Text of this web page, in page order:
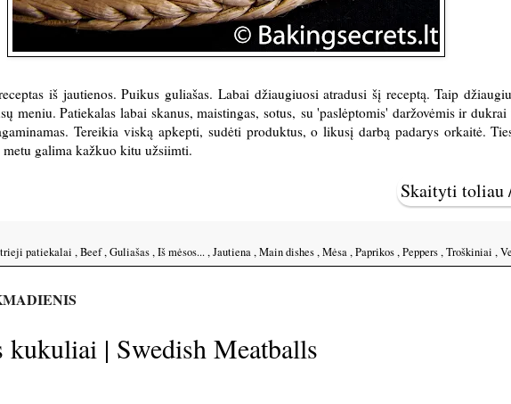
iš jautienos. Puikus guliašas. Labai džiaugiuosi atradusi šį receptą. Taip
meniu. Patiekalas labai skanus, maistingas, sotus, su 'paslėptomis' daržovėmis ir
Tereikia viską apkepti, sudėti produktus, o likusį darbą padarys orkaitė.
galima kažkuo kitu užsiimti.
Skaityti toliau
patiekalai ,Beef,Guliašas,Iš mėsos...,Jautiena,Main dishes,Mėsa,Paprikos,Peppers,Troškiniai ,
kukuliai | Swedish Meatballs